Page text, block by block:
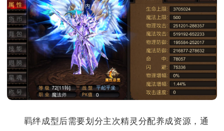
羁绊成型后需要划分主次精灵分配养成资源，通